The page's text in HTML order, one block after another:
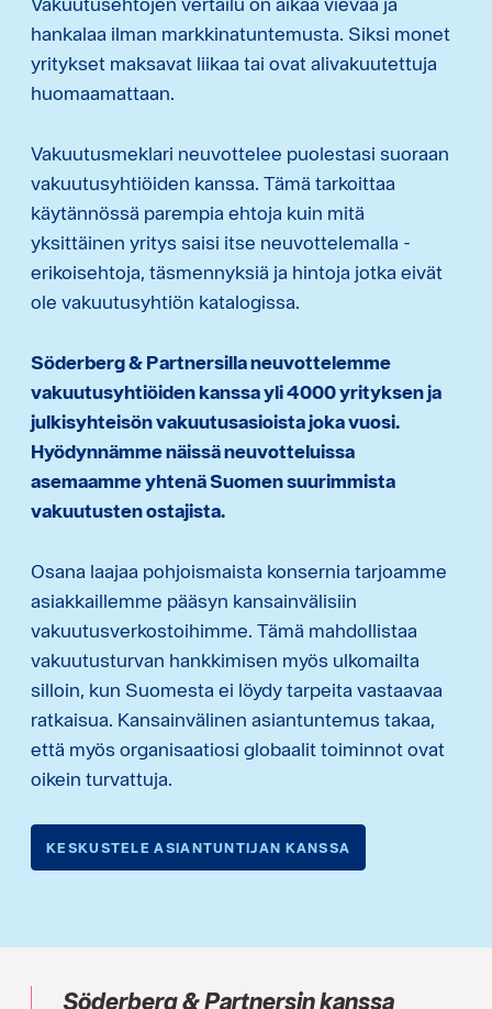
hankalaa ilman markkinatuntemusta. Siksi monet
yritykset maksavat liikaa tai ovat alivakuutettuja
huomaamattaan.
Vakuutusmeklari neuvottelee puolestasi suoraan
vakuutusyhtiöiden kanssa. Tämä tarkoittaa
käytännössä parempia ehtoja kuin mitä
yksittäinen yritys saisi itse neuvottelemalla -
erikoisehtoja, täsmennyksiä ja hintoja jotka eivät
ole vakuutusyhtiön katalogissa.
Söderberg & Partnersilla neuvottelemme
vakuutusyhtiöiden kanssa yli 4000 yrityksen ja
julkisyhteisön vakuutusasioista joka vuosi.
Hyödynnämme näissä neuvotteluissa
asemaamme yhtenä Suomen suurimmista
vakuutusten ostajista.
Osana laajaa pohjoismaista konsernia tarjoamme
asiakkaillemme pääsyn kansainvälisiin
vakuutusverkostoihimme. Tämä mahdollistaa
vakuutusturvan hankkimisen myös ulkomailta
silloin, kun Suomesta ei löydy tarpeita vastaavaa
ratkaisua. Kansainvälinen asiantuntemus takaa,
että myös organisaatiosi globaalit toiminnot ovat
oikein turvattuja.
KESKUSTELE ASIANTUNTIJAN KANSSA
Söderberg & Partnersin kanssa